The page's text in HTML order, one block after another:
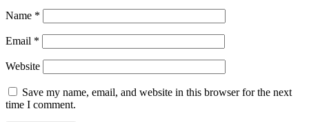
Name *
Email *
Website
Save my name, email, and website in this browser for the next
time I comment.